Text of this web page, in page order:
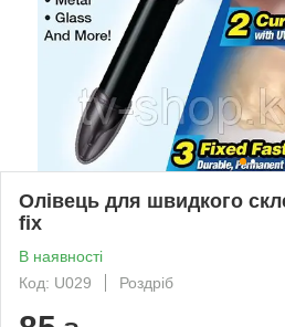
Олівець для швидкого
fix
В наявності
Код: U029
Роздріб